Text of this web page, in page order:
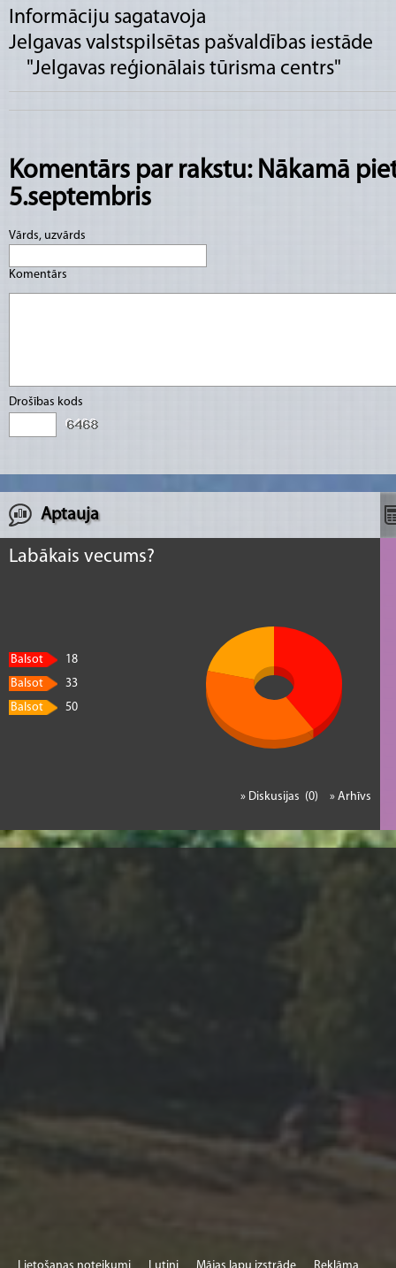
Informāciju sagatavoja
Jelgavas valstspilsētas pašvaldības iestāde
"Jelgavas reģionālais tūrisma centrs"
Komentārs par rakstu: Nākamā
5.septembris
Vārds, uzvārds
Komentārs
Drošības kods
Aptauja
Labākais vecums?
Balsot
18
Balsot
33
Balsot
50
» Arhīvs
» Diskusijas (0)